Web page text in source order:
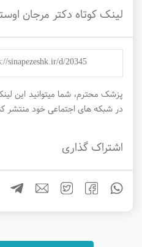
لینک کوتاه دکتر مرجان
sinapezeshk.ir/d/20345
پزشک محترم، شما میتوانید این
در شبکه های اجتماعی خود منتشر
اشتراک گذاری